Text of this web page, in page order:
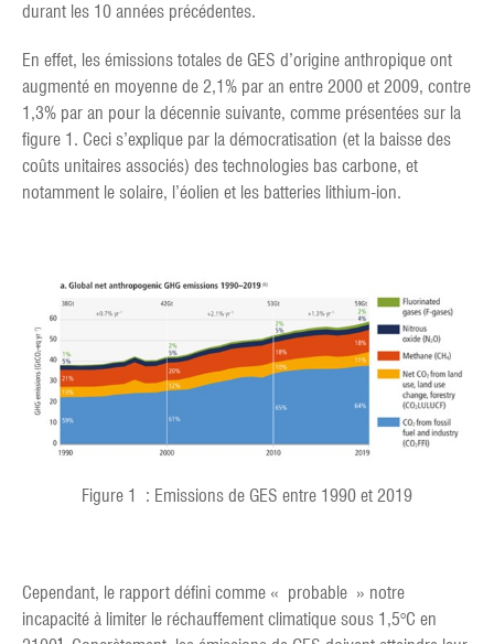
durant les 10 années précédentes.
En effet, les émissions totales de GES d’origine anthropique ont
augmenté en moyenne de 2,1% par an entre 2000 et 2009, contre
1,3% par an pour la décennie suivante, comme présentées sur la
figure 1. Ceci s’explique par la démocratisation (et la baisse des
coûts unitaires associés) des technologies bas carbone, et
notamment le solaire, l’éolien et les batteries lithium-ion.
Figure 1 : Emissions de GES entre 1990 et 2019
Cependant, le rapport défini comme « probable » notre
incapacité à limiter le réchauffement climatique sous 1,5°C en